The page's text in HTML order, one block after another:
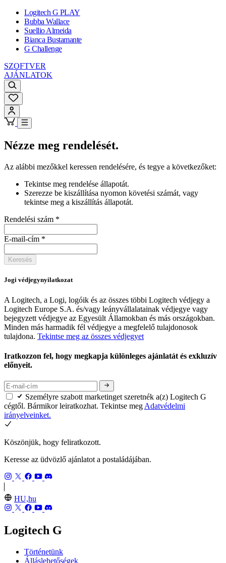
Logitech G PLAY
Bubba Wallace
Suellio Almeida
Bianca Bustamante
G Challenge
SZOFTVER
AJÁNLATOK
Nézze meg rendelését.
Az alábbi mezőkkel keressen rendelésére, és tegye a következőket:
Tekintse meg rendelése állapotát.
Szerezze be kiszállítása nyomon követési számát, vagy
tekintse meg a kiszállítás állapotát.
Rendelési szám *
E-mail-cím *
Keresés
Jogi védjegynyilatkozat
A Logitech, a Logi, logóik és az összes többi Logitech védjegy a
Logitech Europe S.A. és/vagy leányvállalatainak védjegye vagy
bejegyzett védjegye az Egyesült Államokban és más országokban.
Minden más harmadik fél védjegye a megfelelő tulajdonosok
tulajdona. Tekintse meg az összes védjegyet
Iratkozzon fel, hogy megkapja különleges ajánlatát és exkluzív
előnyeit.
Személyre szabott marketinget szeretnék a(z) Logitech G
cégtől. Bármikor leiratkozhat. Tekintse megAdatvédelmi
irányelveinket.
Köszönjük, hogy feliratkozott.
Keresse az üdvözlő ajánlatot a postaládájában.
HU,hu
Logitech G
Történetünk
Álláslehetőségek